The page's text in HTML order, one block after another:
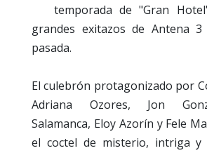
temporada de "Gran
grandes exitazos de Antena
pasada.
El culebrón protagonizado por
Adriana Ozores, Jon
Salamanca, Eloy Azorín y Fele
el coctel de misterio, intriga y